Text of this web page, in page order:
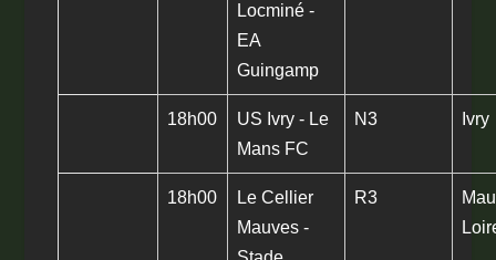
Locminé -
EA
Guingamp
18h00
US Ivry - Le
Mans FC
N3 Ivry
18h00
Le Cellier
Mauves -
R3